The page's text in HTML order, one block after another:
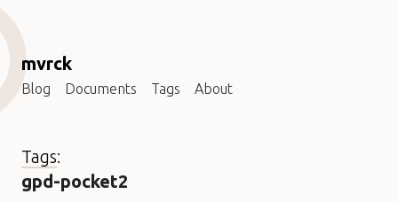
mvrck
Blog Documents Tags About
Tags:
gpd-pocket2